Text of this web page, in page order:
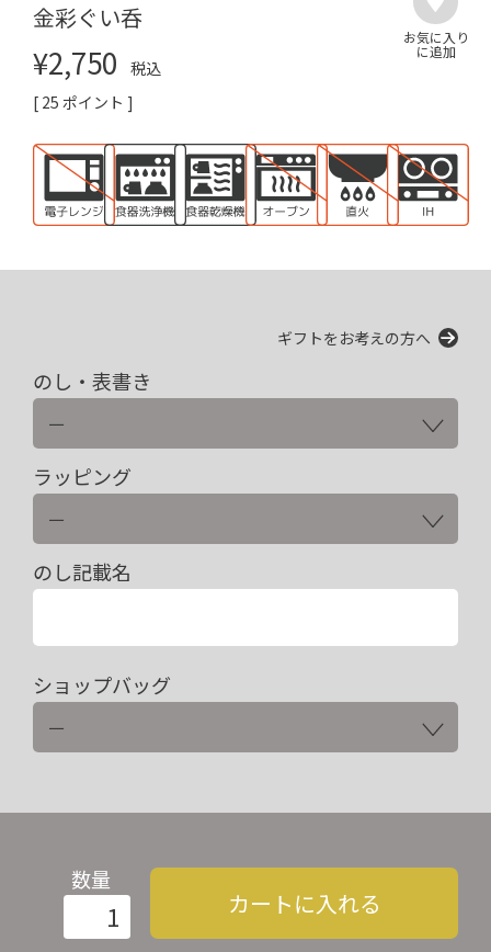
金彩ぐい呑
¥2,750
税込
[ 25 ポイント ]
ギフトをお考えの方へ
のし・表書き
ラッピング
のし記載名
ショップバッグ
数量
カートに入れる